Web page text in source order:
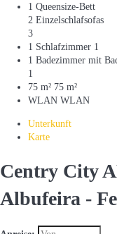
1 Queensize-Bett
2 Einzelschlafsofas
3
1 Schlafzimmer 1
1 Badezimmer mit
1
75 m² 75 m²
WLAN WLAN
Unterkunft
Karte
Centry City
Albufeira -